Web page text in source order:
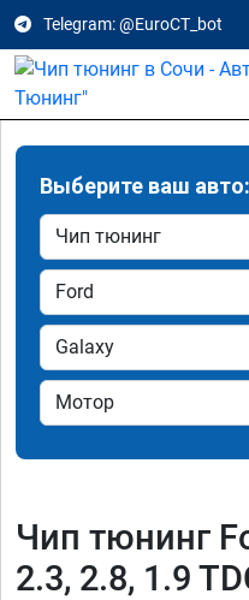
Telegram: @EuroCT_bot
Выберите ваш авто:
Чип тюнинг
2.3, 2.8, 1.9